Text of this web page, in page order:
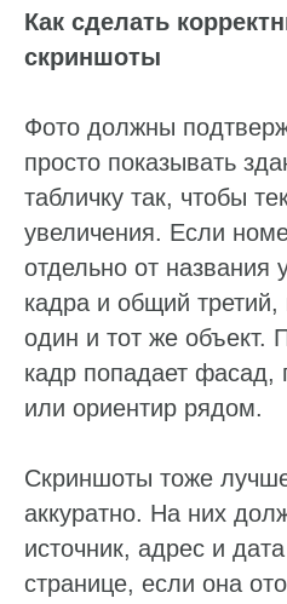
Как сделать
скриншоты
Фото должны
просто показывать
табличку так, чтобы
увеличения. Если
отдельно от названия
кадра и общий третий,
один и тот же объект.
кадр попадает фасад,
или ориентир рядом.
Скриншоты тоже
аккуратно. На них
источник, адрес и
странице, если она